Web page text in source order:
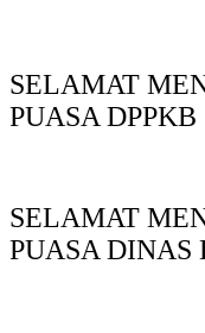
SELAMAT
PUASA DPPKB
SELAMAT
PUASA DINAS